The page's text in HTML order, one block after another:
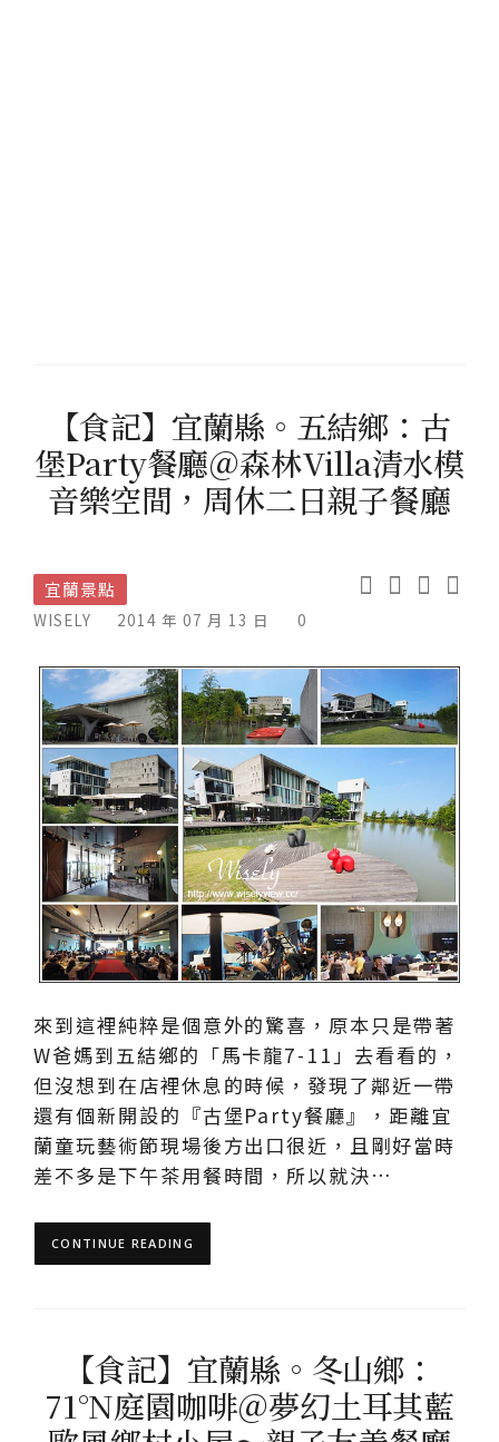
【食記】宜蘭縣。五結鄉：古
堡Party餐廳＠森林Villa清水模
音樂空間，周休二日親子餐廳
宜蘭景點
WISELY 2014 年 07 月 13 日 0
來到這裡純粹是個意外的驚喜，原本只是帶著
W爸媽到五結鄉的「馬卡龍7-11」去看看的，
但沒想到在店裡休息的時候，發現了鄰近一帶
還有個新開設的『古堡Party餐廳』，距離宜
蘭童玩藝術節現場後方出口很近，且剛好當時
差不多是下午茶用餐時間，所以就決…
CONTINUE READING
【食記】宜蘭縣。冬山鄉：
71°N庭園咖啡＠夢幻土耳其藍